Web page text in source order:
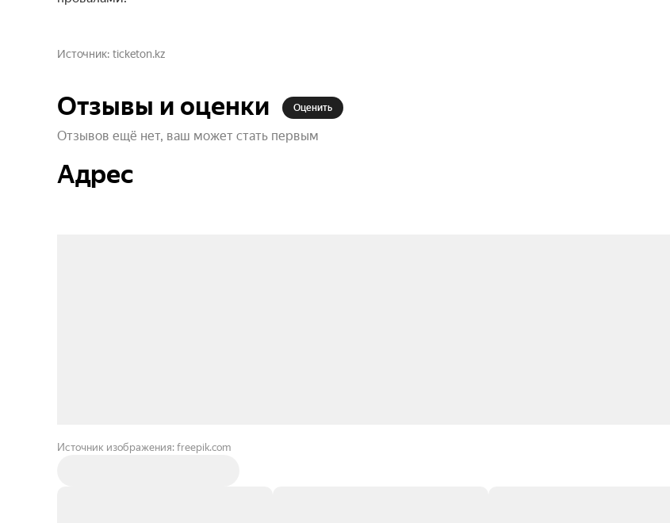
Источник ticketon.kz
Отзывы и оценки Оценить
Отзывов ещё нет, ваш может стать первым
Адрес
Источник изображения: freepik.com